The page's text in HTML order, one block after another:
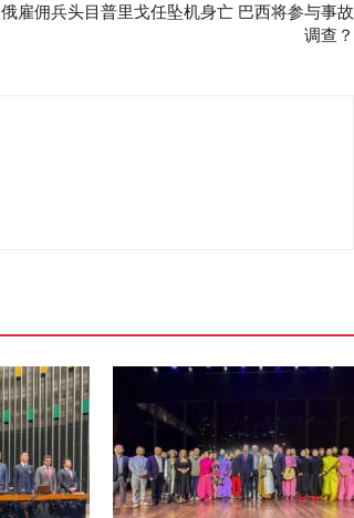
俄雇佣兵头目普里戈任坠机身亡 巴西将参与事故
调查？